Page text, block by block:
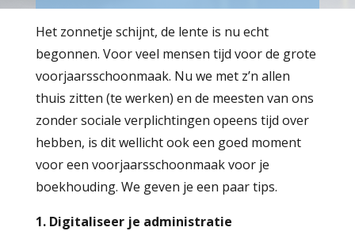
Het zonnetje schijnt, de lente is nu echt
begonnen. Voor veel mensen tijd voor de grote
voorjaarsschoonmaak. Nu we met z’n allen
thuis zitten (te werken) en de meesten van ons
zonder sociale verplichtingen opeens tijd over
hebben, is dit wellicht ook een goed moment
voor een voorjaarsschoonmaak voor je
boekhouding. We geven je een paar tips.
1. Digitaliseer je administratie